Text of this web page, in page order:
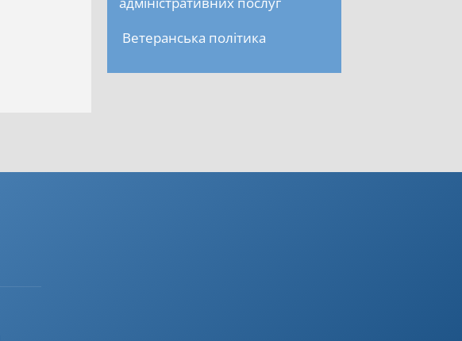
Ветеранська політика